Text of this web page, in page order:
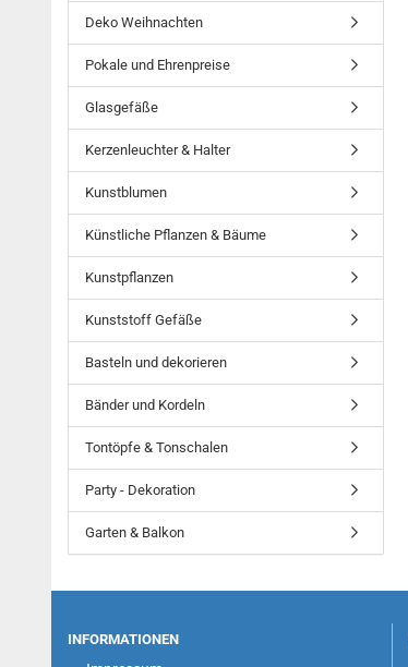
Deko Weihnachten
Pokale und Ehrenpreise
Glasgefäße
Kerzenleuchter & Halter
Kunstblumen
Künstliche Pflanzen & Bäume
Kunstpflanzen
Kunststoff Gefäße
Basteln und dekorieren
Bänder und Kordeln
Tontöpfe & Tonschalen
Party - Dekoration
Garten & Balkon
INFORMATIONEN